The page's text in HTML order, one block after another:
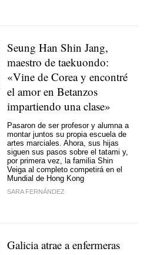
Seung Han Shin Jang,
maestro de taekuondo:
«Vine de Corea y encontré
el amor en Betanzos
impartiendo una clase»
Pasaron de ser profesor y alumna a
montar juntos su propia escuela de
artes marciales. Ahora, sus hijas
siguen sus pasos sobre el tatami y,
por primera vez, la familia Shin
Veiga al completo competirá en el
Mundial de Hong Kong
SARA FERNÁNDEZ
Galicia atrae a enfermeras